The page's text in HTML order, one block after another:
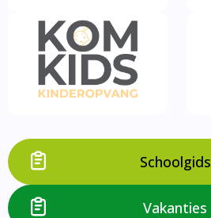
Schoolgids
Vakanties